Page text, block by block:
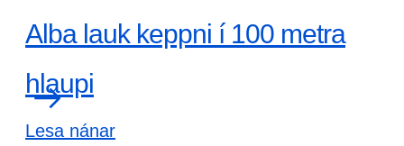
Alba lauk keppni í 100 metra
hlaupi
Lesa nánar